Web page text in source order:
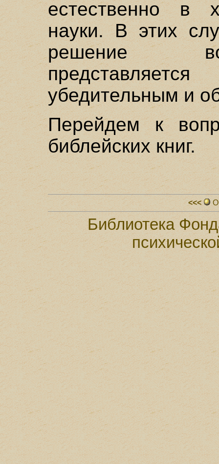
естественно в
науки. В этих
решение
убедительным и
Перейдем к
библейских книг.
<<<
Библиотека